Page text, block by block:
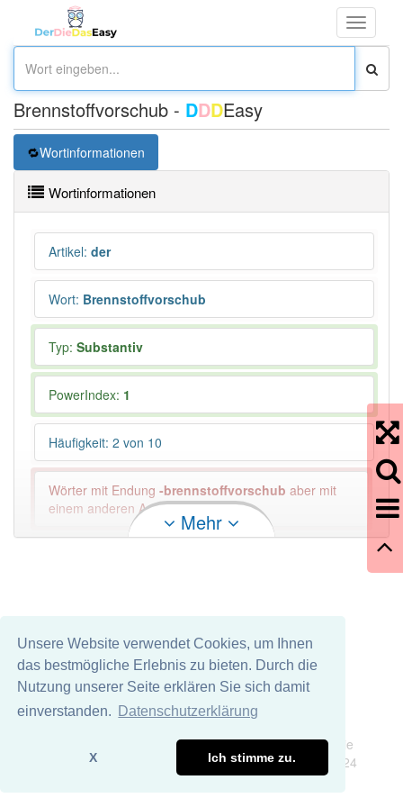
Unsere Website verwendet Cookies, um Ihnen
das bestmögliche Erlebnis zu bieten. Durch die
Nutzung unserer Seite erklären Sie sich damit
einverstanden.
Datenschutzerklärung
X Ich stimme zu.
Toggle
Brennstoffvorschub - DDDEasy
Wortinformationen
Wortinformationen
Artikel: der
Wort: Brennstoffvorschub
Typ: Substantiv
PowerIndex: 1
Häufigkeit: 2 von 10
Wörter mit Endung -brennstoffvorschub aber mit
einem anderen Artikel: -1
Mehr
Wir übernehmen keine Garantie und keine Haftung für die
Richtigkeit und Vollständigkeit dieser Seite. DDDEasy 2024